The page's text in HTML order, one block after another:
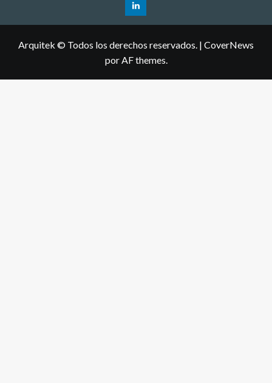
Arquitek © Todos los derechos reservados. | CoverNews
por AF themes.